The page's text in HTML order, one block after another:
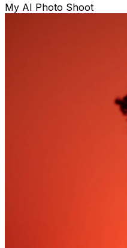
My AI Photo Shoot